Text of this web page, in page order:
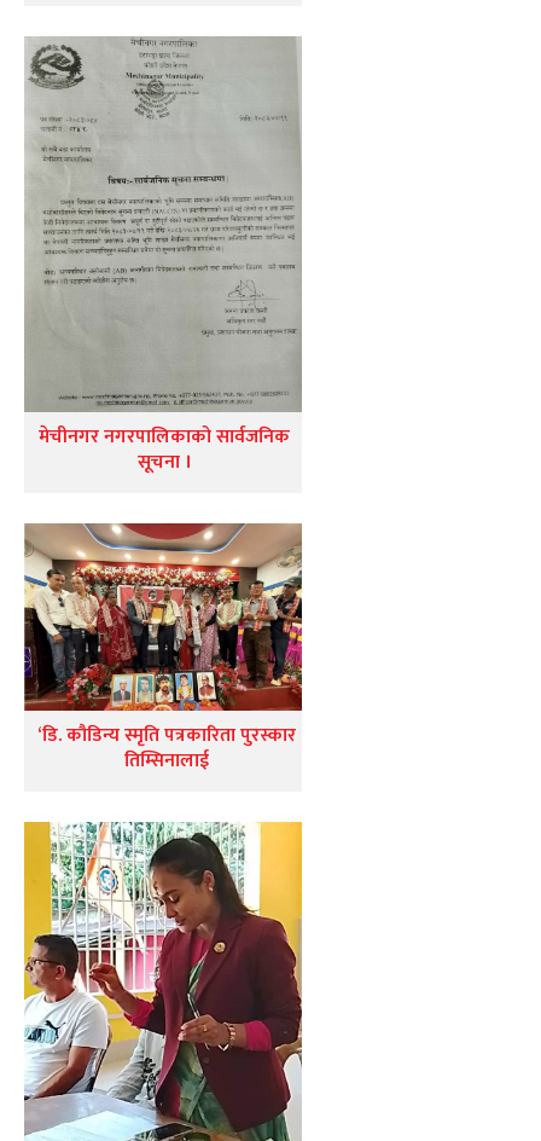
मेचीनगर नगरपालिकाको सार्वजनिक
सूचना ।
‘डि. कौडिन्य स्मृति पत्रकारिता पुरस्कार
तिम्सिनालाई